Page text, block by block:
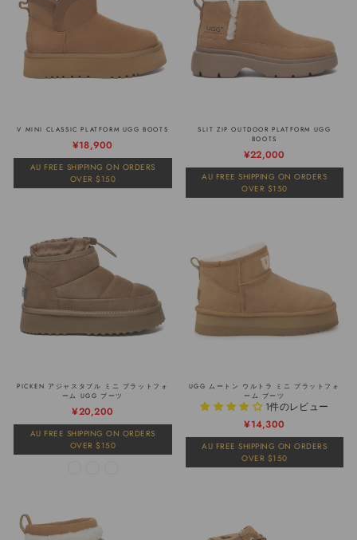
V MINI CLASSIC PLATFORM UGG BOOTS
通
常
価
格
販
売
価
格
¥18,900
AU FREE SHIPPING ON ORDERS
OVER $150
SLIT ZIP OUTDOOR PLATFORM UGG
BOOTS
通
常
価
格
販
売
価
格
¥22,000
AU FREE SHIPPING ON ORDERS
OVER $150
PICKEN アジャスタブル ミニ プラットフォ
ーム UGG ブーツ
通
常
価
格
販
売
価
格
¥20,200
AU FREE SHIPPING ON ORDERS
OVER $150
UGG ムートン ウルトラ ミニ プラットフォ
ーム ブーツ
1件のレビュー
通
常
価
格
販
売
価
格
¥14,300
AU FREE SHIPPING ON ORDERS
OVER $150